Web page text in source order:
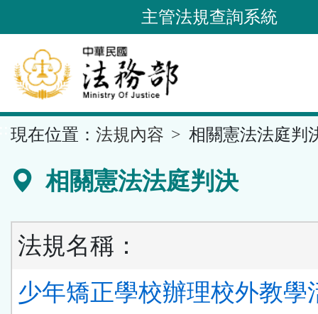
到
要
內
容
區
主管法規查詢系統
現在位置： 法規內容 相關憲法法庭判
相關憲法法庭判決
法規名稱：
少年矯正學校辦理校外教學